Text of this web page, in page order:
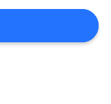
درخواست